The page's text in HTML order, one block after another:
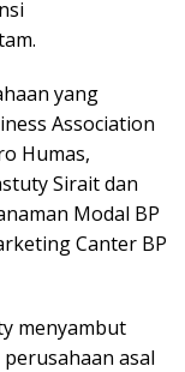
yang
Association
Humas,
Sirait dan
Modal BP
Canter BP
menyambut
asal